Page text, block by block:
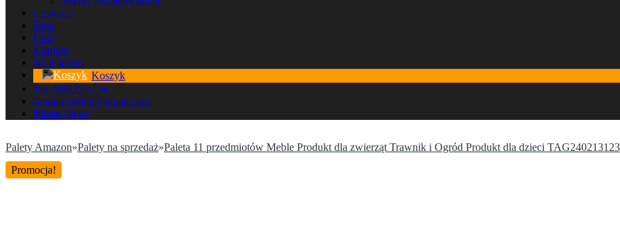
Licytacje
Blog
FAQ
Kontakt
Moje konto
Koszyk
Tel. 609-311-734
fhudawidfilek@gmail.com
Menu Menu
Palety Amazon»Palety na sprzedaż»Paleta 11 przedmiotów Meble Produkt dla zwierząt Trawnik i Ogród Produkt dla dzieci
Promocja!